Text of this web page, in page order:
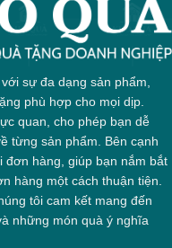
sự đa dạng sản phẩm,
phù hợp cho mọi dịp.
quan, cho phép bạn dễ
từng sản phẩm. Bên cạnh
đơn hàng, giúp bạn nắm bắt
hàng một cách thuận tiện.
tôi cam kết mang đến
những món quà ý nghĩa